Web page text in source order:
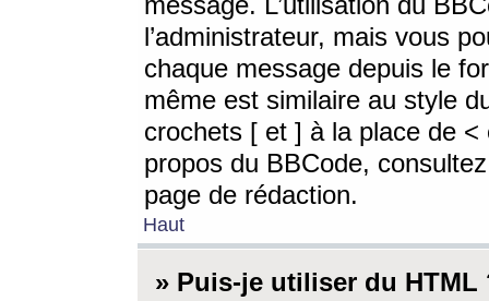
l’administrateur, mais vous
chaque message depuis le
même est similaire au style
crochets [ et ] à la place de <
propos du BBCode,
page de rédaction.
Haut
» Puis-je utiliser du HTML